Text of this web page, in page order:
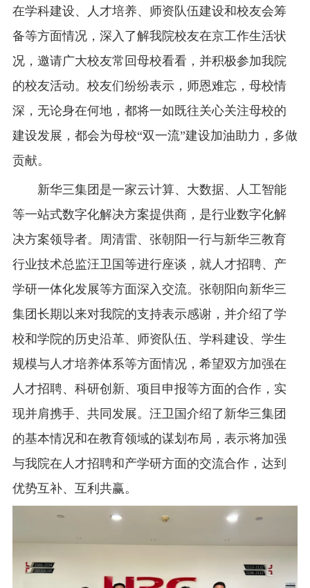
在学科建设、人才培养、师资队伍建设和校友会筹
备等方面情况，深入了解我院校友在京工作生活状
况，邀请广大校友常回母校看看，并积极参加我院
的校友活动。校友们纷纷表示，师恩难忘，母校情
深，无论身在何地，都将一如既往关心关注母校的
建设发展，都会为母校“双一流”建设加油助力，多做
贡献。
新华三集团是一家云计算、大数据、人工智能
等一站式数字化解决方案提供商，是行业数字化解
决方案领导者。周清雷、张朝阳一行与新华三教育
行业技术总监汪卫国等进行座谈，就人才招聘、产
学研一体化发展等方面深入交流。张朝阳向新华三
集团长期以来对我院的支持表示感谢，并介绍了学
校和学院的历史沿革、师资队伍、学科建设、学生
规模与人才培养体系等方面情况，希望双方加强在
人才招聘、科研创新、项目申报等方面的合作，实
现并肩携手、共同发展。汪卫国介绍了新华三集团
的基本情况和在教育领域的谋划布局，表示将加强
与我院在人才招聘和产学研方面的交流合作，达到
优势互补、互利共赢。